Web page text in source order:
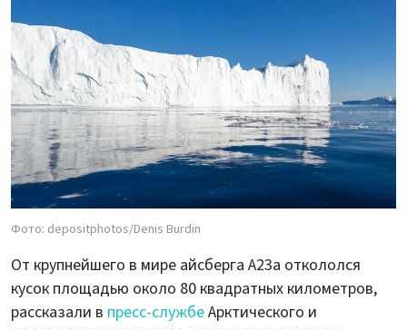
Фото: depositphotos/Denis Burdin
От крупнейшего в мире айсберга А23а откололся
кусок площадью около 80 квадратных километров,
рассказали в пресс-службеАрктического и